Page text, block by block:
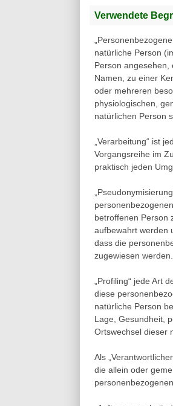
Verwendete
natürliche Person
Person
Namen, zu einer
oder mehreren
physiologischen,
natürlichen Person
„Verarbeitung“ ist
Vorgangsreihe im
praktisch jeden
betroffenen Person
aufbewahrt werden
dass die
zugewiesen werden.
„Profiling“ jede Art
diese
natürliche Person
Lage, Gesundheit,
Ortswechsel dieser
Als
die allein oder